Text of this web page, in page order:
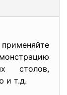
столов,
и т.д.